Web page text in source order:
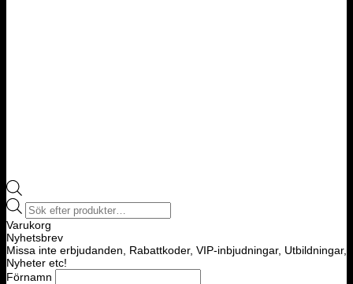
Products
search
Varukorg
Nyhetsbrev
Missa inte erbjudanden, Rabattkoder, VIP-inbjudningar, Utbildningar,
Nyheter etc!
Förnamn